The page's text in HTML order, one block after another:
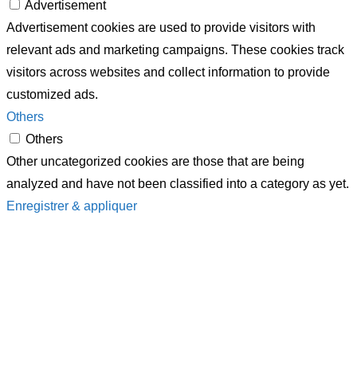
Advertisement
Advertisement cookies are used to provide visitors with
relevant ads and marketing campaigns. These cookies track
visitors across websites and collect information to provide
customized ads.
Others
Others
Other uncategorized cookies are those that are being
analyzed and have not been classified into a category as yet.
Enregistrer & appliquer